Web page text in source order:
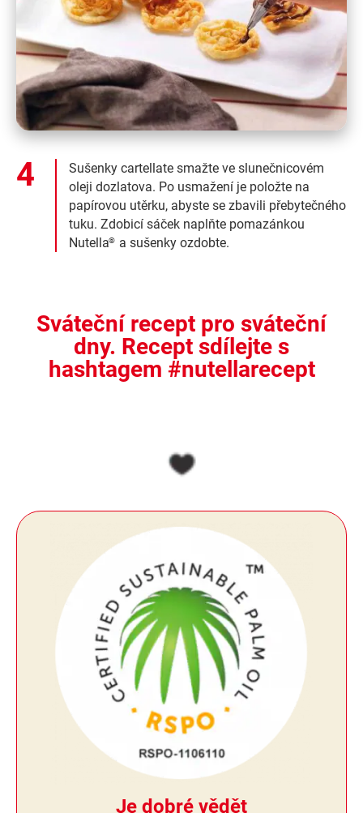
Sušenky cartellate smažte ve slunečnicovém
oleji dozlatova. Po usmažení je položte na
papírovou utěrku, abyste se zbavili přebytečného
tuku. Zdobicí sáček naplňte pomazánkou
Nutella® a sušenky ozdobte.
Sváteční recept pro sváteční
dny. Recept sdílejte s
hashtagem #nutellarecept
Je dobré vědět